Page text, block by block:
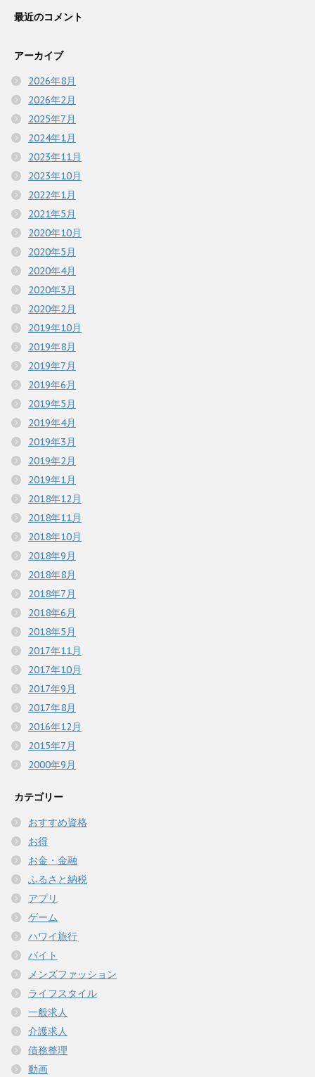
最近のコメント
アーカイブ
2026年8月
2026年2月
2025年7月
2024年1月
2023年11月
2023年10月
2022年1月
2021年5月
2020年10月
2020年5月
2020年4月
2020年3月
2020年2月
2019年10月
2019年8月
2019年7月
2019年6月
2019年5月
2019年4月
2019年3月
2019年2月
2019年1月
2018年12月
2018年11月
2018年10月
2018年9月
2018年8月
2018年7月
2018年6月
2018年5月
2017年11月
2017年10月
2017年9月
2017年8月
2016年12月
2015年7月
2000年9月
カテゴリー
おすすめ資格
お得
お金・金融
ふるさと納税
アプリ
ゲーム
ハワイ旅行
バイト
メンズファッション
ライフスタイル
一般求人
介護求人
債務整理
動画